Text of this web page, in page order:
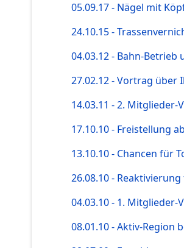
05.09.17 - Nägel mit
24.10.15 -
04.03.12 - Bahn-
27.02.12 - Vortrag über
14.03.11 - 2. Mitglieder-
17.10.10 - Freistellung
13.10.10 - Chancen für
26.08.10 -
04.03.10 - 1. Mitglieder-
08.01.10 - Aktiv-Region